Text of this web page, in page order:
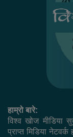
हाम्रो बारे:
विश्व खोज मीडिया
प्राप्त मिडिया